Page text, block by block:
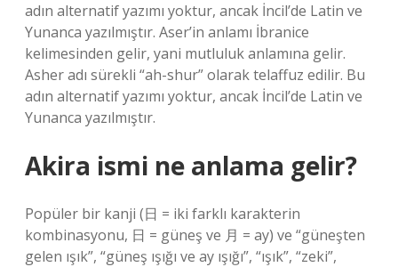
adın alternatif yazımı yoktur, ancak İncil’de Latin ve
Yunanca yazılmıştır. Aser’in anlamı İbranice
kelimesinden gelir, yani mutluluk anlamına gelir.
Asher adı sürekli “ah-shur” olarak telaffuz edilir. Bu
adın alternatif yazımı yoktur, ancak İncil’de Latin ve
Yunanca yazılmıştır.
Akira ismi ne anlama gelir?
Popüler bir kanji (日 = iki farklı karakterin
kombinasyonu, 日 = güneş ve 月 = ay) ve “güneşten
gelen ışık”, “güneş ışığı ve ay ışığı”, “ışık”, “zeki”,